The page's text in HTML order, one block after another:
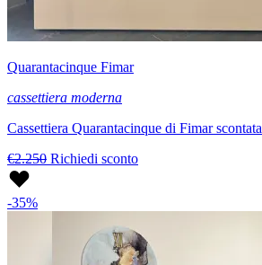
Quarantacinque Fimar
cassettiera moderna
Cassettiera Quarantacinque di Fimar scontata
€2.250 Richiedi sconto
-35%